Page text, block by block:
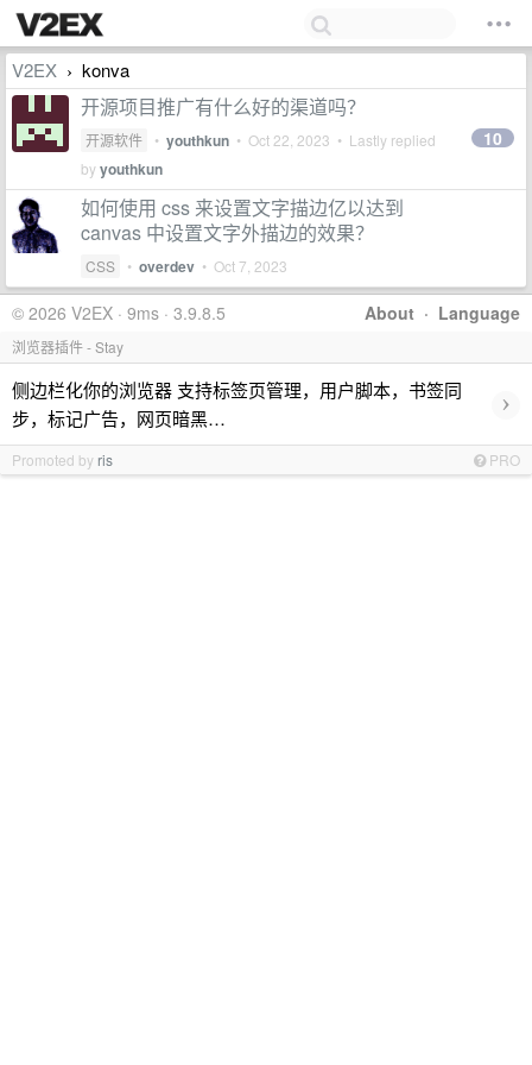
V2EX › konva
开源项目推广有什么好的渠道吗？
开源软件 • youthkun • Oct 22, 2023 • Lastly replied
byyouthkun
10
如何使用 css 来设置文字描边亿以达到
canvas 中设置文字外描边的效果？
CSS • overdev • Oct 7, 2023
About · Language
© 2026 V2EX · 9ms · 3.9.8.5
浏览器插件 - Stay
侧边栏化你的浏览器 支持标签页管理，用户脚本，书签同
步，标记广告，网页暗黑…
›
Promoted by ris PRO